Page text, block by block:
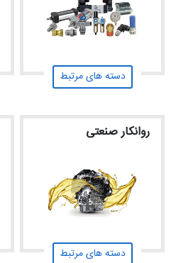
دسته های مرتبط
روانکار صنعتی
دسته های مرتبط